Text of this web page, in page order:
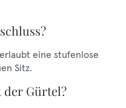
eine stufenlose
Sitz.
der Gürtel?